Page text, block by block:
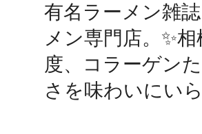
有名ラーメン雑
メン専門店。✨
度、コラーゲン
さを味わいにい